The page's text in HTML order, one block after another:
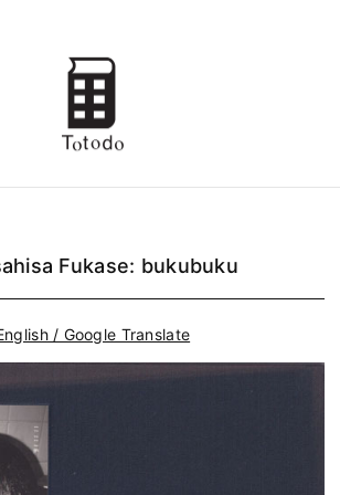
Fukase: bukubuku
/ Google Translate